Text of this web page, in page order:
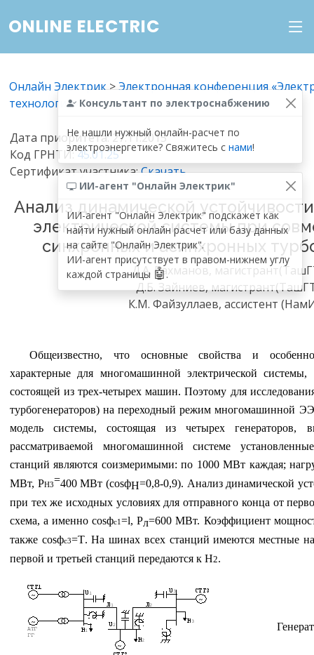
ONLINE ELECTRIC
Консультант по электроснабжению
Не нашли нужный онлайн-расчет по
электроэнергетике? Свяжитесь с нами!
ИИ-агент "Онлайн Электрик"
ИИ-агент "Онлайн Электрик" подскажет как
найти нужный онлайн расчет или базу данных
на сайте "Онлайн Электрик".
ИИ-агент присутствует в правом-нижнем углу
каждой страницы 🤖.
Онлайн Электрик>Электронная конференция
технологии»
Дата приоритета: 27.11.2015
Код ГРНТИ:45.01.25
Сертификат участника:Скачать
Анализ динамической
электрической системы при
синхронных и асинхронных
Д.А. Рахманов,
Д.Б. Зайниев,
К.М. Файзуллаев, ассистент
Общеизвестно, что основные свойства и
характерные для многомашинной электрической
состоящей из трех-четырех машин. Поэтому для
турбогенераторов) на переходный режим многомашинной
модель системы, состоящая из четырех
рассматриваемой многомашинной системе
станций являются соизмеримыми: по 1000 МВт каждая;
МВт, РН3=400 МВт (cosфH=0,8-0,9). Анализ динамической
при тех же исходных условиях для отправного конца от
схема, а именноcosфс1=l,Рл=600 МВт. Коэффициент
также cosфс3=T. На шинах всех станций имеются местные
первой и третьей станций передаются к Н2.